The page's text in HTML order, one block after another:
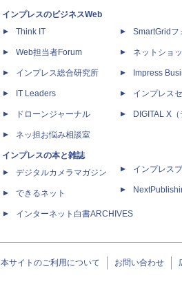
インプレスのビジネスWeb
Think IT
Web担当者Forum
インプレス総合研究所
IT Leaders
ドローンジャーナル
ネッ担お悩み相談室
インプレスの本と雑誌
デジタルカメラマガジン
できるネット
インターネット白書ARCHIVES
SmartGridフ
ネットショ
Impress
インプレス
DIGITAL X
インプレス
本サイトのご利用について お問い合わせ